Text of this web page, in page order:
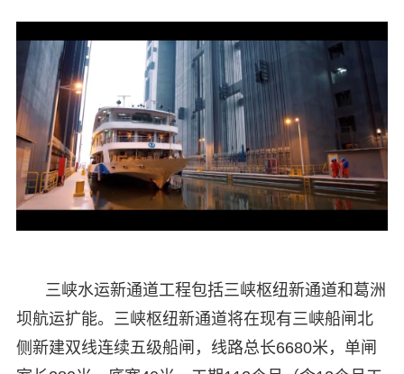
三峡水运新通道工程包括三峡枢纽新通道和葛洲
坝航运扩能。三峡枢纽新通道将在现有三峡船闸北
侧新建双线连续五级船闸，线路总长6680米，单闸